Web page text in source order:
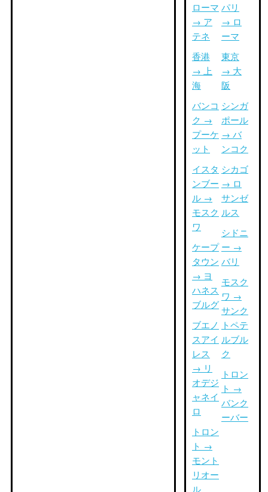
ローマ
→ ア
テネ
香港
→ 上
海
バンコ
ク →
プーケ
ット
イスタ
ンブー
ル →
モスク
ワ
ケープ
タウン
→ ヨ
ハネス
ブルグ
ブエノ
スアイ
レス
→ リ
オデジ
ャネイ
ロ
トロン
ト →
モント
リオー
ル
パリ
→ ロ
ーマ
東京
→ 大
阪
シンガ
ポール
→ バ
ンコク
シカゴ
→ ロ
サンゼ
ルス
シドニ
ー →
バリ
モスク
ワ →
サンク
トペテ
ルブル
ク
トロン
ト →
バンク
ーバー